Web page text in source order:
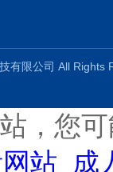
技有限公司 All
，您
站_